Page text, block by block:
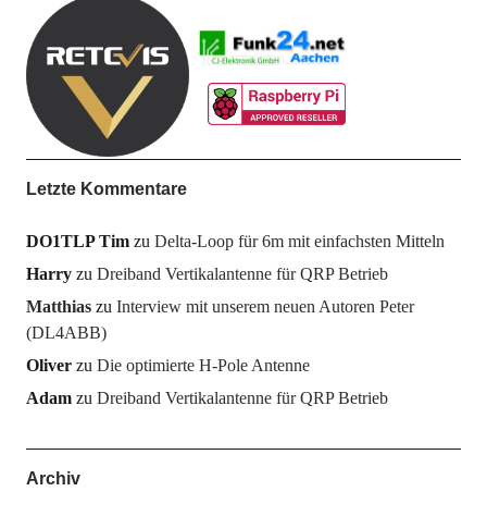
Letzte Kommentare
DO1TLP Timzu Delta-Loop für 6m mit einfachsten Mitteln
Harryzu Dreiband Vertikalantenne für QRP Betrieb
Matthiaszu Interview mit unserem neuen Autoren Peter
(DL4ABB)
Oliverzu Die optimierte H-Pole Antenne
Adamzu Dreiband Vertikalantenne für QRP Betrieb
Archiv